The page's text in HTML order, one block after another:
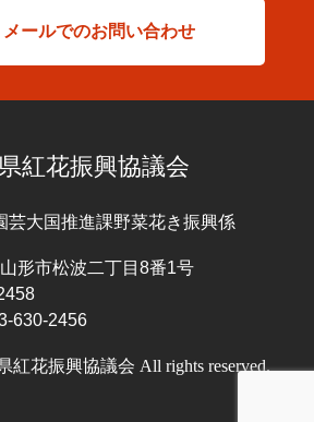
メールでのお問い合わせ
紅花振興協議会
芸大国推進課野菜花き振興係
形市松波二丁目8番1号
630-2456
紅花振興協議会 All rights reserved.